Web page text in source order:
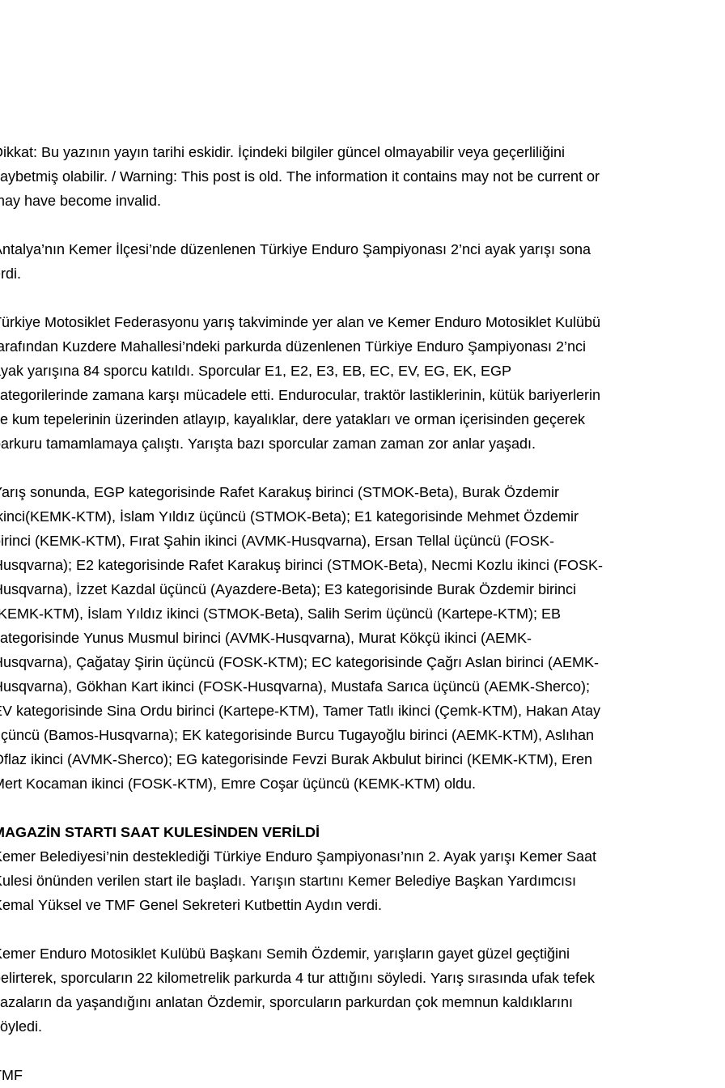
Bu yazının yayın tarihi eskidir. İçindeki bilgiler güncel olmayabilir veya geçerliliğini
olabilir. / Warning: This post is old. The information it contains may not be current or
have become invalid.
Kemer İlçesi’nde düzenlenen Türkiye Enduro Şampiyonası 2’nci ayak yarışı sona
Motosiklet Federasyonu yarış takviminde yer alan ve Kemer Enduro Motosiklet Kulübü
Kuzdere Mahallesi’ndeki parkurda düzenlenen Türkiye Enduro Şampiyonası 2’nci
yarışına 84 sporcu katıldı. Sporcular E1, E2, E3, EB, EC, EV, EG, EK, EGP
zamana karşı mücadele etti. Endurocular, traktör lastiklerinin, kütük bariyerlerin
kum tepelerinin üzerinden atlayıp, kayalıklar, dere yatakları ve orman içerisinden geçerek
tamamlamaya çalıştı. Yarışta bazı sporcular zaman zaman zor anlar yaşadı.
sonunda, EGP kategorisinde Rafet Karakuş birinci (STMOK-Beta), Burak Özdemir
KTM), İslam Yıldız üçüncü (STMOK-Beta); E1 kategorisinde Mehmet Özdemir
(KEMK-KTM), Fırat Şahin ikinci (AVMK-Husqvarna), Ersan Tellal üçüncü (FOSK-
E2 kategorisinde Rafet Karakuş birinci (STMOK-Beta), Necmi Kozlu ikinci (FOSK-
İzzet Kazdal üçüncü (Ayazdere-Beta); E3 kategorisinde Burak Özdemir birinci
KTM), İslam Yıldız ikinci (STMOK-Beta), Salih Serim üçüncü (Kartepe-KTM); EB
Yunus Musmul birinci (AVMK-Husqvarna), Murat Kökçü ikinci (AEMK-
Çağatay Şirin üçüncü (FOSK-KTM); EC kategorisinde Çağrı Aslan birinci (AEMK-
Gökhan Kart ikinci (FOSK-Husqvarna), Mustafa Sarıca üçüncü (AEMK-Sherco);
kategorisinde Sina Ordu birinci (Kartepe-KTM), Tamer Tatlı ikinci (Çemk-KTM), Hakan Atay
(Bamos-Husqvarna); EK kategorisinde Burcu Tugayoğlu birinci (AEMK-KTM), Aslıhan
ikinci (AVMK-Sherco); EG kategorisinde Fevzi Burak Akbulut birinci (KEMK-KTM), Eren
Kocaman ikinci (FOSK-KTM), Emre Coşar üçüncü (KEMK-KTM) oldu.
STARTI SAAT KULESİNDEN VERİLDİ
Belediyesi’nin desteklediği Türkiye Enduro Şampiyonası’nın 2. Ayak yarışı Kemer Saat
önünden verilen start ile başladı. Yarışın startını Kemer Belediye Başkan Yardımcısı
Yüksel ve TMF Genel Sekreteri Kutbettin Aydın verdi.
Enduro Motosiklet Kulübü Başkanı Semih Özdemir, yarışların gayet güzel geçtiğini
sporcuların 22 kilometrelik parkurda 4 tur attığını söyledi. Yarış sırasında ufak tefek
da yaşandığını anlatan Özdemir, sporcuların parkurdan çok memnun kaldıklarını